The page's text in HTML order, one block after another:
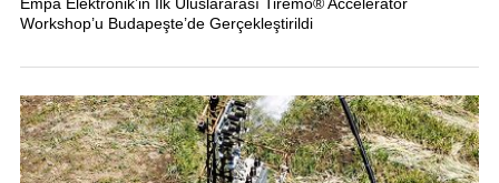
Workshop’u Budapeşte’de Gerçekleştirildi